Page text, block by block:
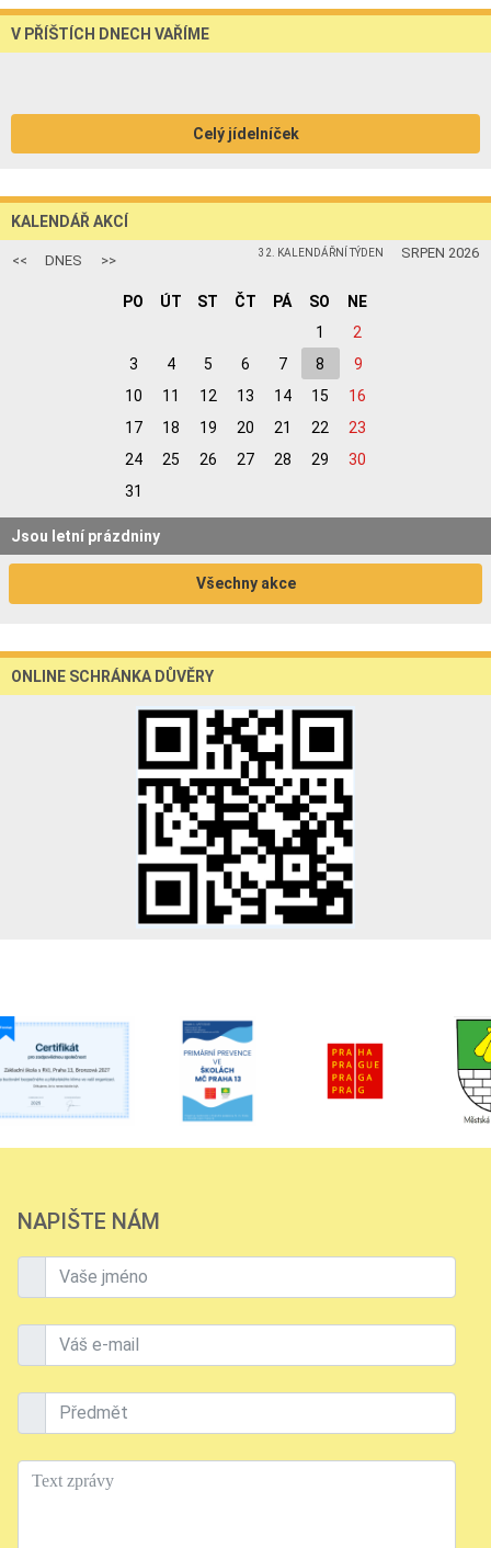
V PŘÍŠTÍCH DNECH VAŘÍME
Celý jídelníček
KALENDÁŘ AKCÍ
<< DNES >> SRPEN 2026
32. KALENDÁŘNÍ TÝDEN
PO ÚT ST ČT PÁ SO
NE
1
2
3
4 5 6 7 8
9
10
11 12 13 14 15
16
17
18 19 20 21 22
23
24
25 26 27 28 29
30
31
Jsou letní prázdniny
Všechny akce
ONLINE SCHRÁNKA DŮVĚRY
NAPIŠTE NÁM
Vaše jméno
Váš e-mail
Předmět
Text